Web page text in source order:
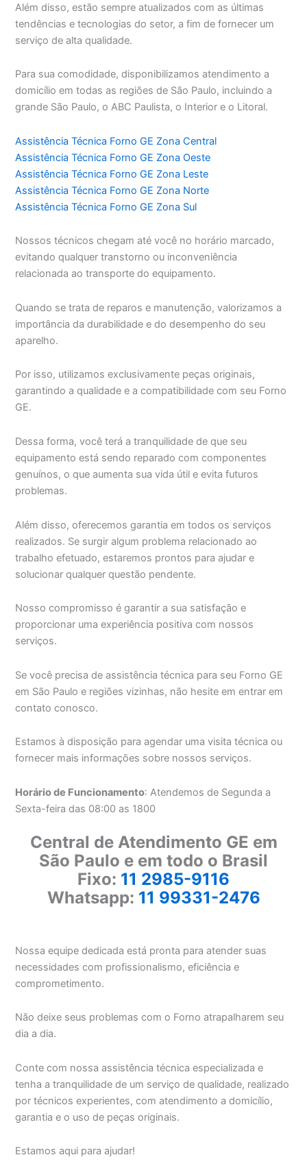
Além disso, estão sempre atualizados com as últimas
tendências e tecnologias do setor, a fim de fornecer um
serviço de alta qualidade.
Para sua comodidade, disponibilizamos atendimento a
domicílio em todas as regiões de São Paulo, incluindo a
grande São Paulo, o ABC Paulista, o Interior e o Litoral.
Assistência Técnica Forno GE Zona Central
Assistência Técnica Forno GE Zona Oeste
Assistência Técnica Forno GE Zona Leste
Assistência Técnica Forno GE Zona Norte
Assistência Técnica Forno GE Zona Sul
Nossos técnicos chegam até você no horário marcado,
evitando qualquer transtorno ou inconveniência
relacionada ao transporte do equipamento.
Quando se trata de reparos e manutenção, valorizamos a
importância da durabilidade e do desempenho do seu
aparelho.
Por isso, utilizamos exclusivamente peças originais,
garantindo a qualidade e a compatibilidade com seu Forno
GE.
Dessa forma, você terá a tranquilidade de que seu
equipamento está sendo reparado com componentes
genuínos, o que aumenta sua vida útil e evita futuros
problemas.
Além disso, oferecemos garantia em todos os serviços
realizados. Se surgir algum problema relacionado ao
trabalho efetuado, estaremos prontos para ajudar e
solucionar qualquer questão pendente.
Nosso compromisso é garantir a sua satisfação e
proporcionar uma experiência positiva com nossos
serviços.
Se você precisa de assistência técnica para seu Forno GE
em São Paulo e regiões vizinhas, não hesite em entrar em
contato conosco.
Estamos à disposição para agendar uma visita técnica ou
fornecer mais informações sobre nossos serviços.
Horário de Funcionamento: Atendemos de Segunda a
Sexta-feira das 08:00 as 1800
Central de Atendimento GE em
São Paulo e em todo o Brasil
Fixo: 11 2985-9116
Whatsapp: 11 99331-2476
Nossa equipe dedicada está pronta para atender suas
necessidades com profissionalismo, eficiência e
comprometimento.
Não deixe seus problemas com o Forno atrapalharem seu
dia a dia.
Conte com nossa assistência técnica especializada e
tenha a tranquilidade de um serviço de qualidade, realizado
por técnicos experientes, com atendimento a domicílio,
garantia e o uso de peças originais.
Estamos aqui para ajudar!